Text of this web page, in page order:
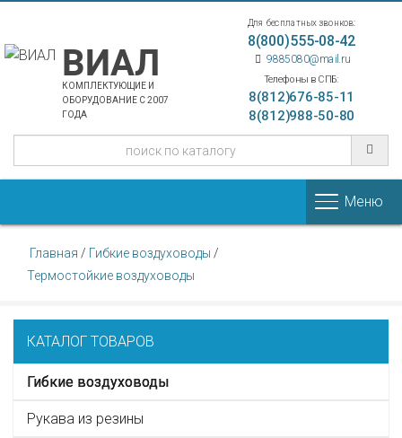
ВИАЛ
КОМПЛЕКТУЮЩИЕ И
ОБОРУДОВАНИЕ С 2007
ГОДА
Для бесплатных звонков:
8(800)555-08-42
9885080@mail.ru
Телефоны в СПБ:
8(812)676-85-11
8(812)988-50-80
Меню
Главная / Гибкие воздуховоды /
Термостойкие воздуховоды
КАТАЛОГ ТОВАРОВ
Гибкие воздуховоды
Рукава из резины